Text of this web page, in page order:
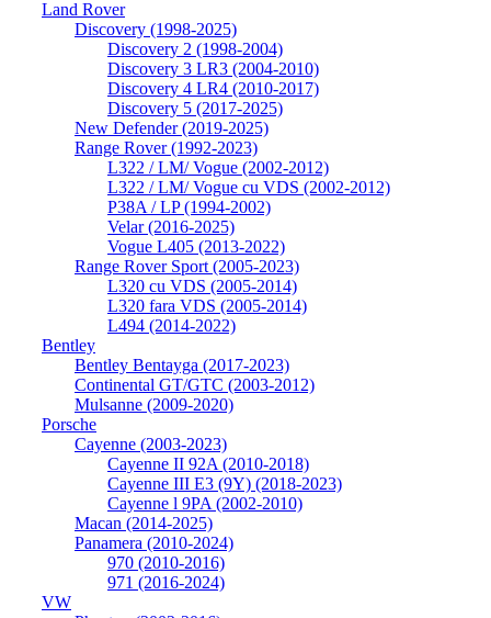
Land Rover
Discovery (1998-2025)
Discovery 2 (1998-2004)
Discovery 3 LR3 (2004-2010)
Discovery 4 LR4 (2010-2017)
Discovery 5 (2017-2025)
New Defender (2019-2025)
Range Rover (1992-2023)
L322 / LM/ Vogue (2002-2012)
L322 / LM/ Vogue cu VDS (2002-2012)
P38A / LP (1994-2002)
Velar (2016-2025)
Vogue L405 (2013-2022)
Range Rover Sport (2005-2023)
L320 cu VDS (2005-2014)
L320 fara VDS (2005-2014)
L494 (2014-2022)
Bentley
Bentley Bentayga (2017-2023)
Continental GT/GTC (2003-2012)
Mulsanne (2009-2020)
Porsche
Cayenne (2003-2023)
Cayenne II 92A (2010-2018)
Cayenne III E3 (9Y) (2018-2023)
Cayenne l 9PA (2002-2010)
Macan (2014-2025)
Panamera (2010-2024)
970 (2010-2016)
971 (2016-2024)
VW